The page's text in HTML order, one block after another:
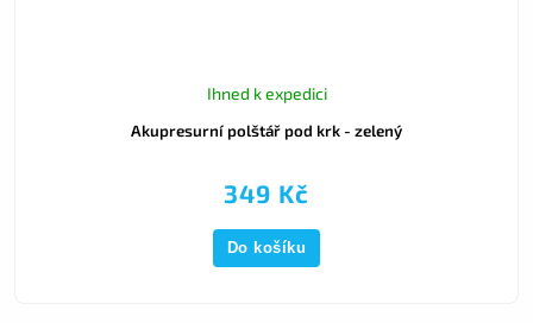
Akupresurní polštář pod krk - zelený
Ihned k expedici
349 Kč
Do košíku